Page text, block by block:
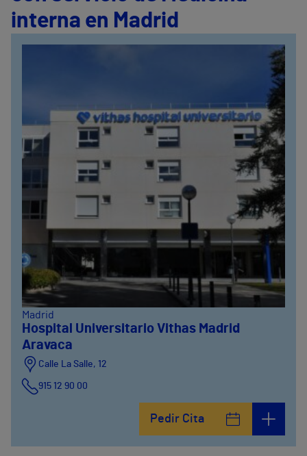
interna en Madrid
Madrid
Hospital Universitario Vithas Madrid
Aravaca
Calle La Salle, 12
915 12 90 00
Pedir Cita